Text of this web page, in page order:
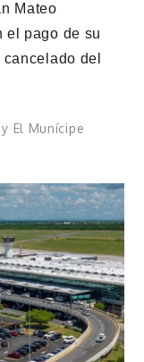
Mateo
el pago de su
del
El Munícipe